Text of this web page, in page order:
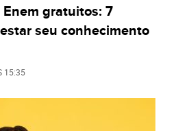
gratuitos: 7
seu conhecimento
15:35